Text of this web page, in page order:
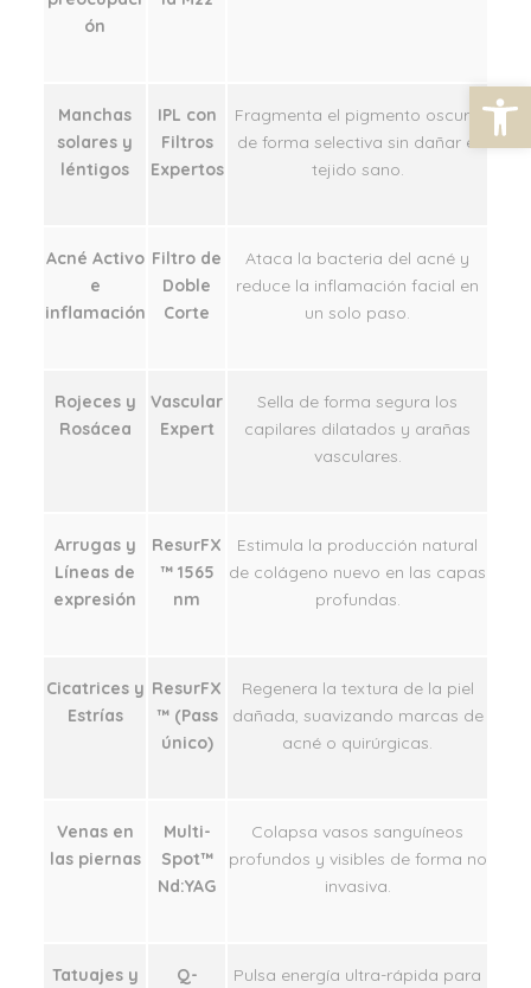
Abrir barra de herramientas
ón
Manchas
solares y
léntigos
IPL con
Filtros
Expertos
Fragmenta el pigmento oscuro
de forma selectiva sin dañar el
tejido sano.
Acné Activo
e
inflamación
Filtro de
Doble
Corte
Ataca la bacteria del acné y
reduce la inflamación facial en
un solo paso.
Rojeces y
Rosácea
Vascular
Expert
Sella de forma segura los
capilares dilatados y arañas
vasculares.
Arrugas y
Líneas de
expresión
ResurFX
™ 1565
nm
Estimula la producción natural
de colágeno nuevo en las capas
profundas.
Cicatrices y
Estrías
ResurFX
™ (Pass
único)
Regenera la textura de la piel
dañada, suavizando marcas de
acné o quirúrgicas.
Venas en
las piernas
Multi-
Spot™
Nd:YAG
Colapsa vasos sanguíneos
profundos y visibles de forma no
invasiva.
Tatuajes y
Q-
Pulsa energía ultra-rápida para